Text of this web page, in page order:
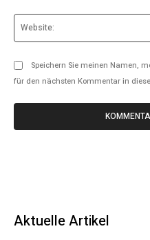
Speichern Sie meinen Namen,
für den nächsten Kommentar in
Aktuelle Artikel